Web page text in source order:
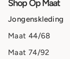
Shop Op Maat
Jongenskleding
Maat 44/68
Maat 74/92